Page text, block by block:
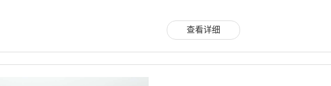
查看详细